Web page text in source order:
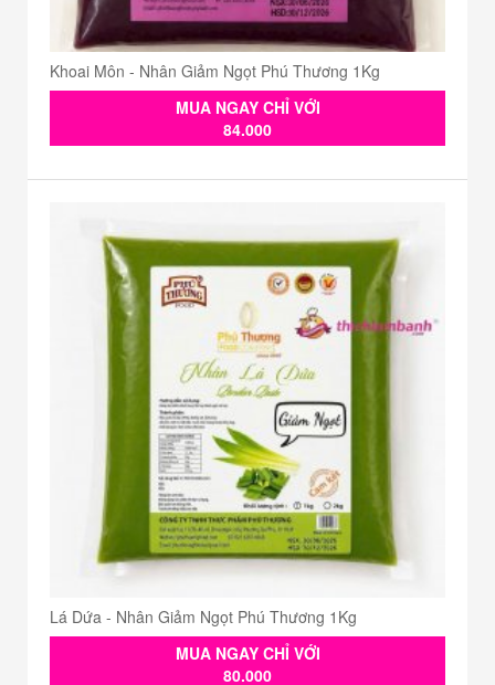
Khoai Môn - Nhân Giảm Ngọt Phú Thương 1Kg
MUA NGAY CHỈ VỚI
84.000
Lá Dứa - Nhân Giảm Ngọt Phú Thương 1Kg
MUA NGAY CHỈ VỚI
80.000